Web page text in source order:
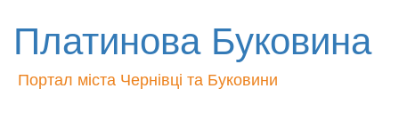
Платинова Буковина
Портал міста Чернівці та Буковини